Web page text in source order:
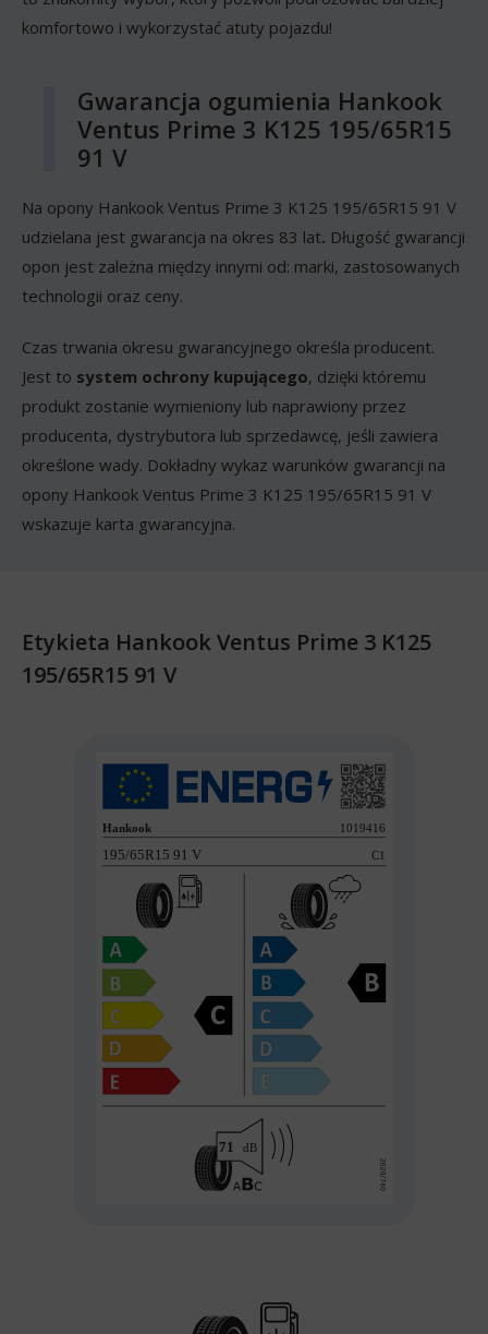
komfortowo i wykorzystać atuty pojazdu!
Gwarancja ogumienia Hankook
Ventus Prime 3 K125 195/65R15
91 V
Na opony Hankook Ventus Prime 3 K125 195/65R15 91 V
udzielana jest gwarancja na okres 83 lat. Długość gwarancji
opon jest zależna między innymi od: marki, zastosowanych
technologii oraz ceny.
Czas trwania okresu gwarancyjnego określa producent.
Jest to system ochrony kupującego, dzięki któremu
produkt zostanie wymieniony lub naprawiony przez
producenta, dystrybutora lub sprzedawcę, jeśli zawiera
określone wady. Dokładny wykaz warunków gwarancji na
opony Hankook Ventus Prime 3 K125 195/65R15 91 V
wskazuje karta gwarancyjna.
Etykieta Hankook Ventus Prime 3 K125
195/65R15 91 V